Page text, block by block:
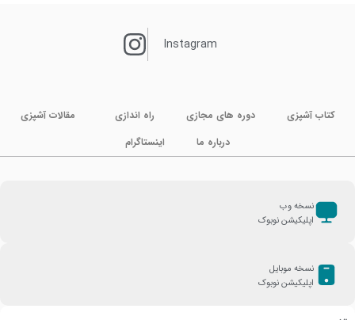
Instagram
کتاب آشپزی دوره های مجازی راه اندازی
مقالات آشپزی
درباره ما
اینستاگرام
نسخه وب
اپلیکیشن نوبوک
نسخه موبایل
اپلیکیشن نوبوک